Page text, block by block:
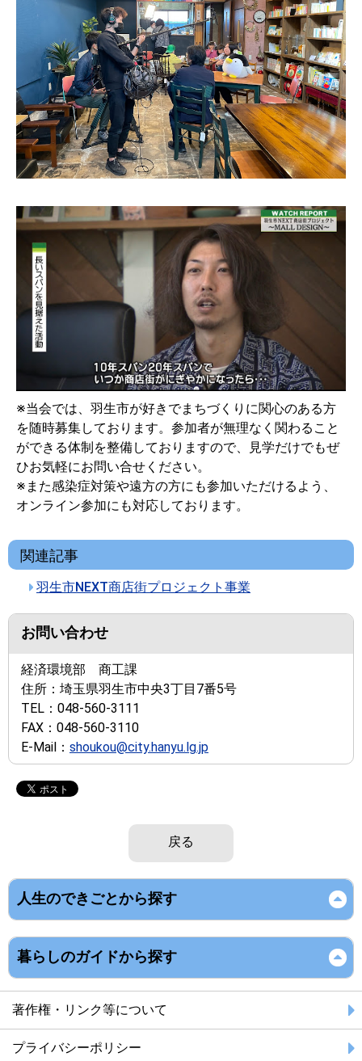
※当会では、羽生市が好きでまちづくりに関心のある方
を随時募集しております。参加者が無理なく関わること
ができる体制を整備しておりますので、見学だけでもぜ
ひお気軽にお問い合せください。
※また感染症対策や遠方の方にも参加いただけるよう、
オンライン参加にも対応しております。
関連記事
羽生市NEXT商店街プロジェクト事業
お問い合わせ
経済環境部 商工課
住所： 埼玉県羽生市中央3丁目7番5号
TEL： 048-560-3111
FAX： 048-560-3110
E-Mail： shoukou@city.hanyu.lg.jp
戻る
人生のできごとから探す
暮らしのガイドから探す
著作権・リンク等について
プライバシーポリシー